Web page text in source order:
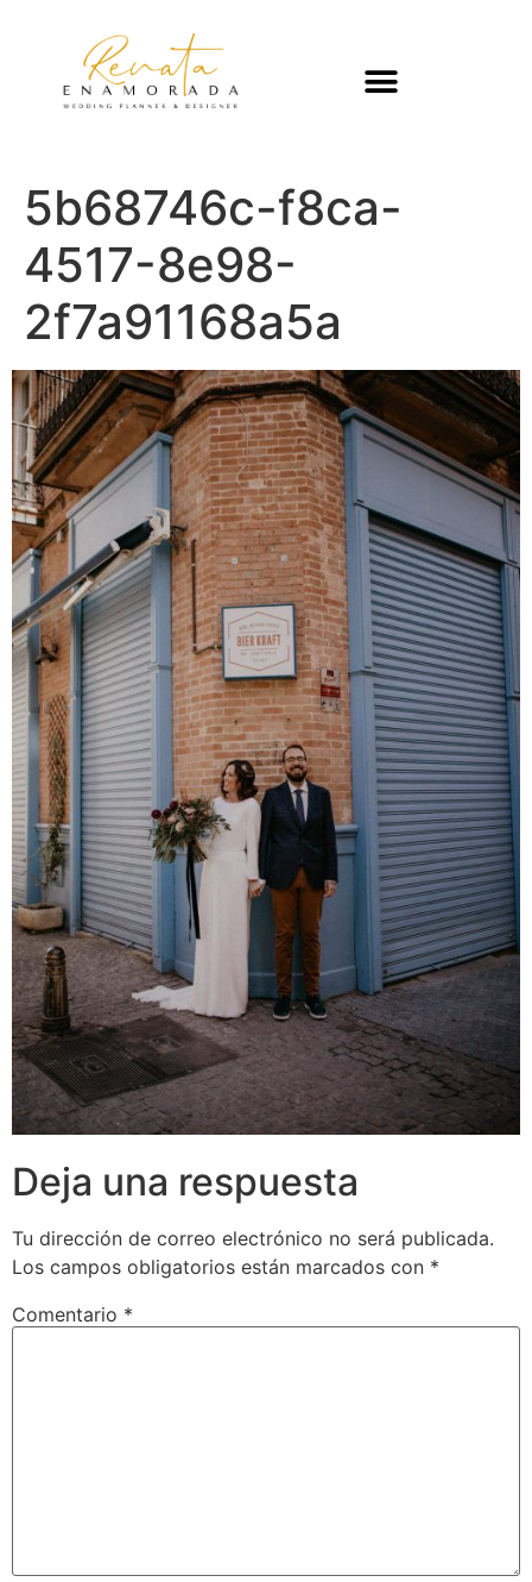
5b68746c-f8ca-
4517-8e98-
2f7a91168a5a
Deja una respuesta
Tu dirección de correo electrónico no será publicada.
Los campos obligatorios están marcados con *
Comentario *